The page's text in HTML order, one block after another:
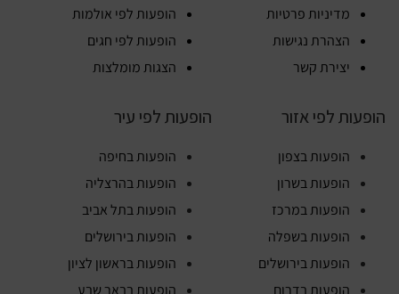
מדיניות פרטיות
הצהרת נגישות
יצירת קשר
הופעות לפי אולמות
הופעות לפי חגים
הצגות מומלצות
הופעות לפי אזור
הופעות בצפון
הופעות בשרון
הופעות במרכז
הופעות בשפלה
הופעות בירושלים
הופעות בדרום
הופעות לפי עיר
הופעות בחיפה
הופעות בהרצליה
הופעות בתל אביב
הופעות בירושלים
הופעות בראשון לציון
הופעות בבאר שבע